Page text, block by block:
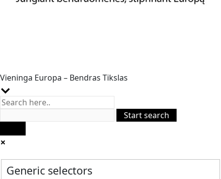
Vieninga Europa – Bendras Tikslas
Generic selectors